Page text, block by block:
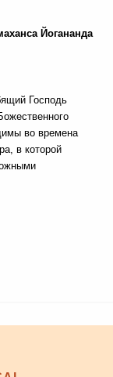
Йогананда
Господь
во времена
в которой